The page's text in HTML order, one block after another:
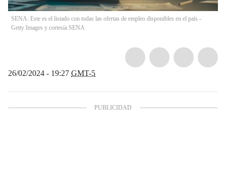
SENA: Este es el listado con todas las ofertas de empleo disponibles en el país -
Getty Images y cortesía SENA
26/02/2024 - 19:27 GMT-5